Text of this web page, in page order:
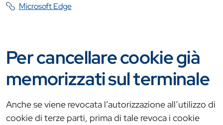
Microsoft Edge
Per cancellare cookie già
memorizzati sul terminale
Anche se viene revocata l’autorizzazione all’utilizzo di
cookie di terze parti, prima di tale revoca i cookie